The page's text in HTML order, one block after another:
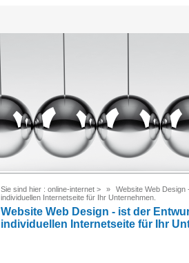
Sie sind hier : online-internet >
Website Web Design
individuellen Internetseite für Ihr Unternehmen.
Website Web Design - ist der
individuellen Internetseite für Ihr